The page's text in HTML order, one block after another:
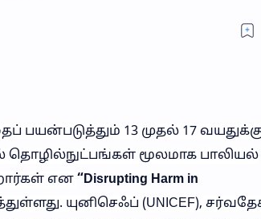
13 முதல் 17
தொழில்நுட்பங்கள் மூலமாக பாலியல்
என “Disrupting Harm in
யுனிசெஃப் (UNICEF),